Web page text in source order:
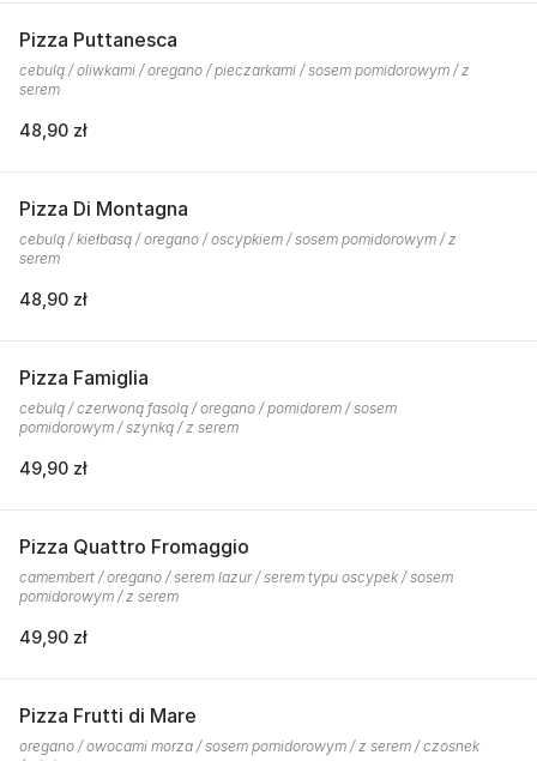
Pizza Puttanesca
cebulą / oliwkami / oregano / pieczarkami / sosem pomidorowym / z
serem
48,90 zł
Pizza Di Montagna
cebulą / kiełbasą / oregano / oscypkiem / sosem pomidorowym / z
serem
48,90 zł
Pizza Famiglia
cebulą / czerwoną fasolą / oregano / pomidorem / sosem
pomidorowym / szynką / z serem
49,90 zł
Pizza Quattro Fromaggio
camembert / oregano / serem lazur / serem typu oscypek / sosem
pomidorowym / z serem
49,90 zł
Pizza Frutti di Mare
oregano / owocami morza / sosem pomidorowym / z serem / czosnek